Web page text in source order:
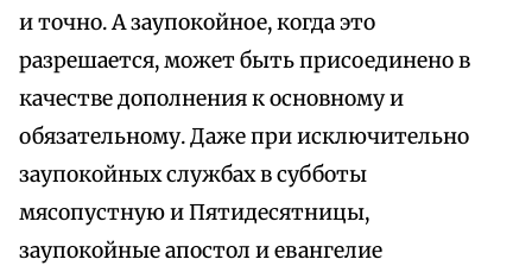
и точно. А заупокойное, когда это
разрешается, может быть присоединено в
качестве дополнения к основному и
обязательному. Даже при исключительно
заупокойных службах в субботы
мясопустную и Пятидесятницы,
заупокойные апостол и евангелие